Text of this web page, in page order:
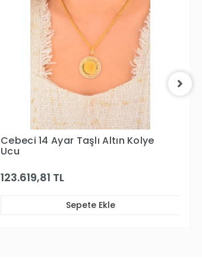
Cebeci 14 Ayar Yeşil Taşlı Altın
Kolye Ucu
8.458,90 TL
Sepete Ekle